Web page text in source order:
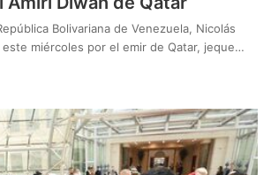
Bolivariana de Venezuela, Nicolás
miércoles por el emir de Qatar, jeque…